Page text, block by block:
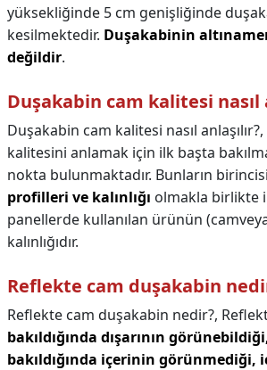
yüksekliğinde 5 cm genişliğinde
kesilmektedir. Duşakabinin
değildir.
Duşakabin cam kalitesi nasıl
Duşakabin cam kalitesi nasıl anlaşılır?,
kalitesini anlamak için ilk başta
nokta bulunmaktadır. Bunların birincisi
profilleri ve kalınlığı olmakla birlikte
panellerde kullanılan ürünün
kalınlığıdır.
Reflekte cam duşakabin
Reflekte cam duşakabin nedir?,
bakıldığında dışarının
bakıldığında içerinin görünmediği,